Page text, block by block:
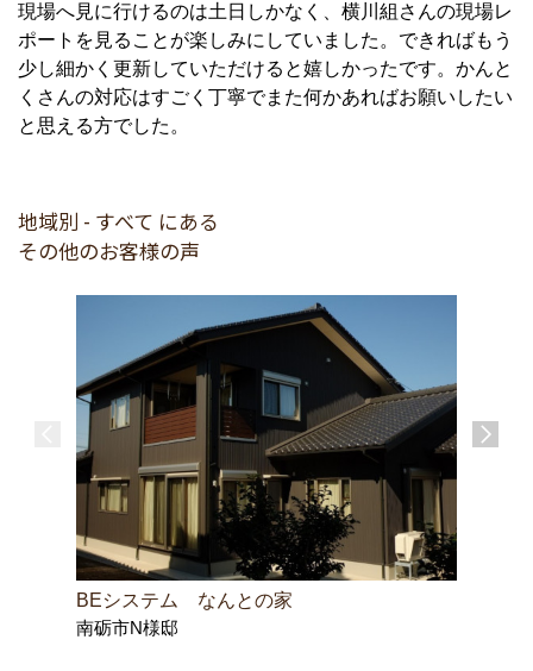
現場へ見に行けるのは土日しかなく、横川組さんの現場レ
ポートを見ることが楽しみにしていました。できればもう
少し細かく更新していただけると嬉しかったです。かんと
くさんの対応はすごく丁寧でまた何かあればお願いしたい
と思える方でした。
地域別 - すべて にある
その他のお客様の声
BEシステム なんとの家
南砺市N様邸